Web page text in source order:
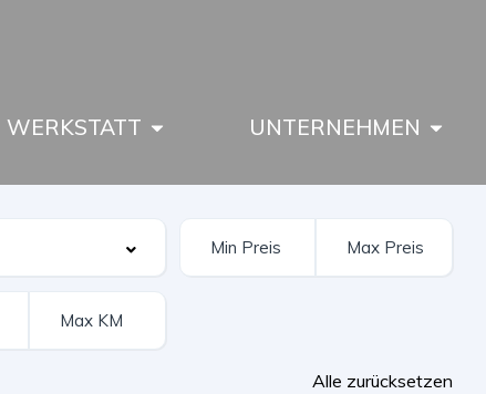
WERKSTATT UNTERNEHMEN
Alle zurücksetzen